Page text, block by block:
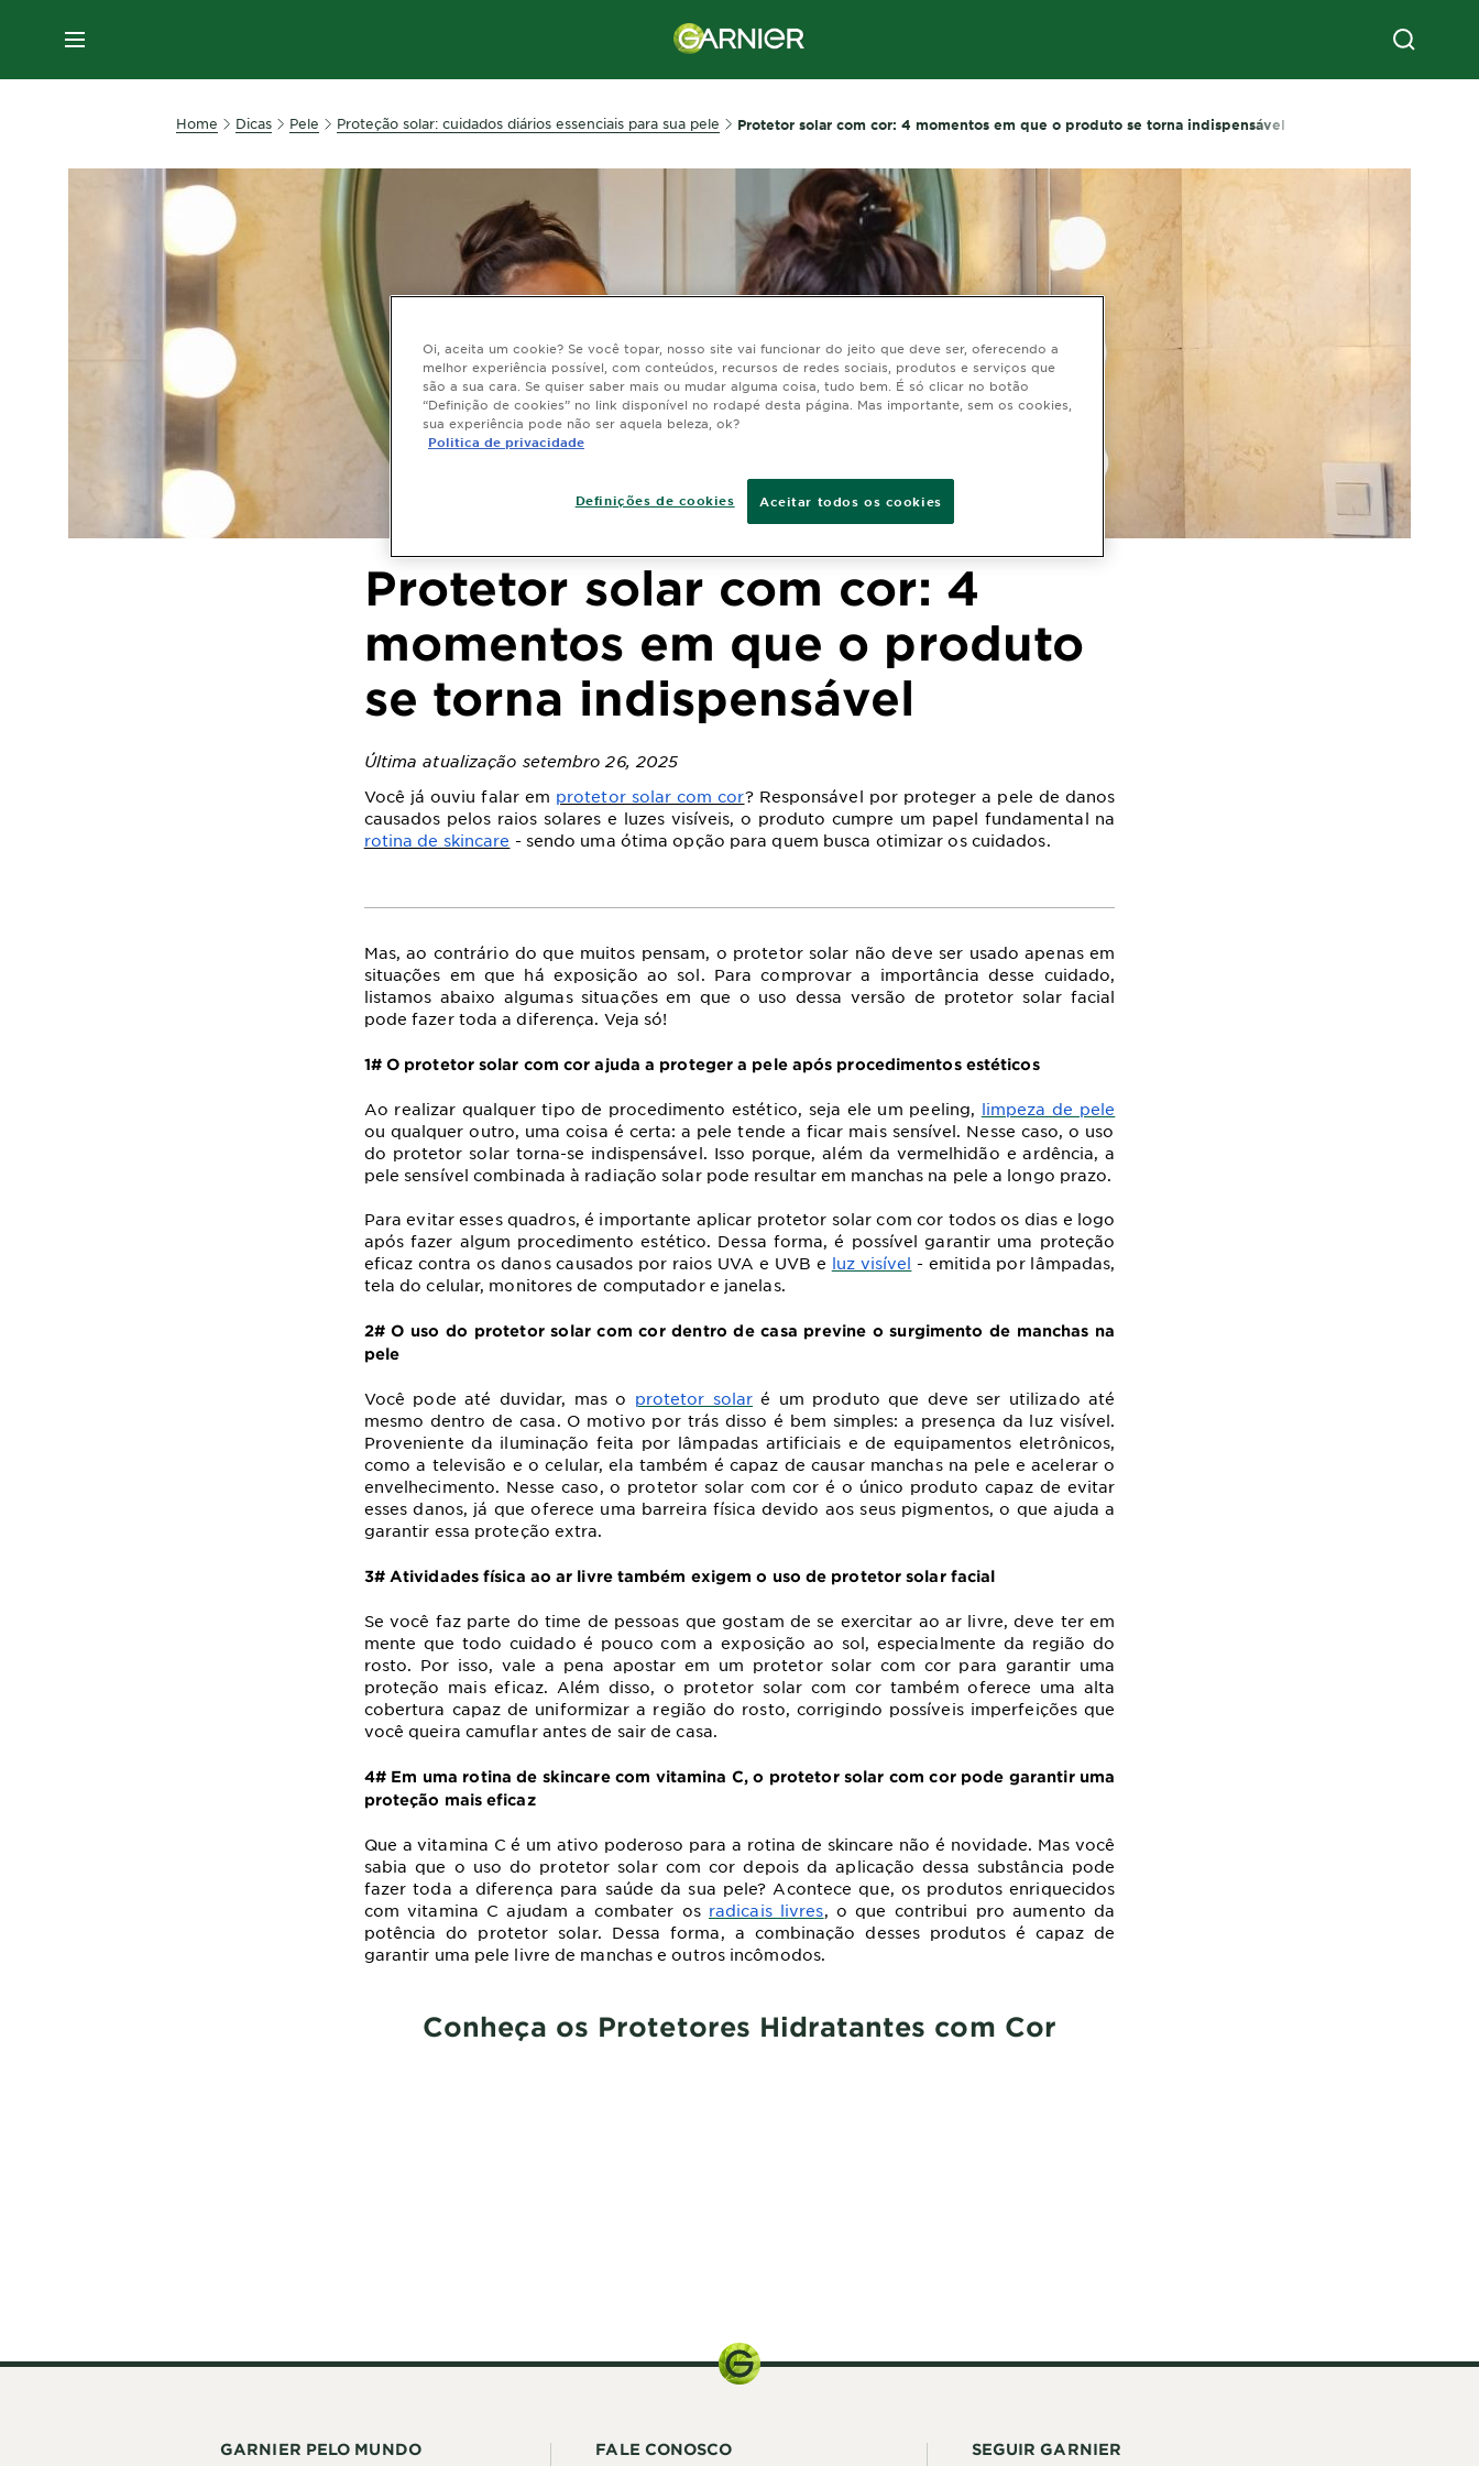
MENU
Home Dicas Pele Proteção solar: cuidados diários essenciais para sua pele Protetor solar com cor: 4 momentos em que o produto se torna indispensável
Protetor solar com cor: 4
momentos em que o produto
se torna indispensável
Última atualização setembro 26, 2025
Você já ouviu falar em protetor solar com cor? Responsável por proteger a pele de danos
causados pelos raios solares e luzes visíveis, o produto cumpre um papel fundamental na
rotina de skincare - sendo uma ótima opção para quem busca otimizar os cuidados.
Mas, ao contrário do que muitos pensam, o protetor solar não deve ser usado apenas em
situações em que há exposição ao sol. Para comprovar a importância desse cuidado,
listamos abaixo algumas situações em que o uso dessa versão de protetor solar facial
pode fazer toda a diferença. Veja só!
1# O protetor solar com cor ajuda a proteger a pele após procedimentos estéticos
Ao realizar qualquer tipo de procedimento estético, seja ele um peeling, limpeza de pele
ou qualquer outro, uma coisa é certa: a pele tende a ficar mais sensível. Nesse caso, o uso
do protetor solar torna-se indispensável. Isso porque, além da vermelhidão e ardência, a
pele sensível combinada à radiação solar pode resultar em manchas na pele a longo prazo.
Para evitar esses quadros, é importante aplicar protetor solar com cor todos os dias e logo
após fazer algum procedimento estético. Dessa forma, é possível garantir uma proteção
eficaz contra os danos causados por raios UVA e UVB e luz visível - emitida por lâmpadas,
tela do celular, monitores de computador e janelas.
2# O uso do protetor solar com cor dentro de casa previne o surgimento de manchas na
pele
Você pode até duvidar, mas o protetor solar é um produto que deve ser utilizado até
mesmo dentro de casa. O motivo por trás disso é bem simples: a presença da luz visível.
Proveniente da iluminação feita por lâmpadas artificiais e de equipamentos eletrônicos,
como a televisão e o celular, ela também é capaz de causar manchas na pele e acelerar o
envelhecimento. Nesse caso, o protetor solar com cor é o único produto capaz de evitar
esses danos, já que oferece uma barreira física devido aos seus pigmentos, o que ajuda a
garantir essa proteção extra.
3# Atividades física ao ar livre também exigem o uso de protetor solar facial
Se você faz parte do time de pessoas que gostam de se exercitar ao ar livre, deve ter em
mente que todo cuidado é pouco com a exposição ao sol, especialmente da região do
rosto. Por isso, vale a pena apostar em um protetor solar com cor para garantir uma
proteção mais eficaz. Além disso, o protetor solar com cor também oferece uma alta
cobertura capaz de uniformizar a região do rosto, corrigindo possíveis imperfeições que
você queira camuflar antes de sair de casa.
4# Em uma rotina de skincare com vitamina C, o protetor solar com cor pode garantir uma
proteção mais eficaz
Que a vitamina C é um ativo poderoso para a rotina de skincare não é novidade. Mas você
sabia que o uso do protetor solar com cor depois da aplicação dessa substância pode
fazer toda a diferença para saúde da sua pele? Acontece que, os produtos enriquecidos
com vitamina C ajudama combater os radicais livres, o que contribui pro aumento da
potência do protetor solar. Dessa forma, a combinação desses produtos é capaz de
garantir uma pele livre de manchas e outros incômodos.
Conheça os Protetores Hidratantes com Cor
GARNIER PELO MUNDO FALE CONOSCO SEGUIR GARNIER
Oi, aceita um cookie? Se você topar, nosso site vai funcionar do jeito que deve ser, oferecendo a
melhor experiência possível, com conteúdos, recursos de redes sociais, produtos e serviços que
são a sua cara. Se quiser saber mais ou mudar alguma coisa, tudo bem. É só clicar no botão
“Definição de cookies” no link disponível no rodapé desta página. Mas importante, sem os cookies,
sua experiência pode não ser aquela beleza, ok?
Politica de privacidade
Definições de cookies Aceitar todos os cookies